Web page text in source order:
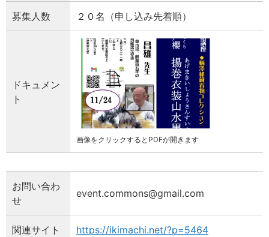
募集人数 ２０名（申し込み先着順）
ドキュメン
ト
画像をクリックするとPDFが開きます
お問い合わ
せ
event.commons@gmail.com
関連サイト https://ikimachi.net/?p=5464